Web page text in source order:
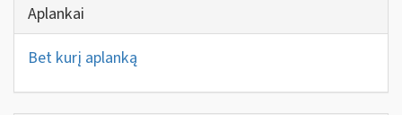
Aplankai
Bet kurį aplanką